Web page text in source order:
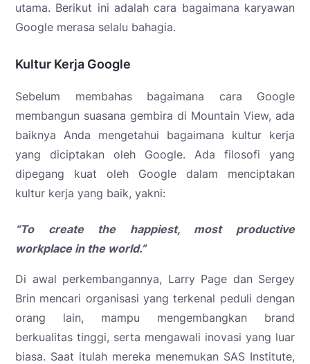
utama. Berikut ini adalah cara bagaimana karyawan
Google merasa selalu bahagia.
Kultur Kerja Google
Sebelum membahas bagaimana cara Google
membangun suasana gembira di Mountain View, ada
baiknya Anda mengetahui bagaimana kultur kerja
yang diciptakan oleh Google. Ada filosofi yang
dipegang kuat oleh Google dalam menciptakan
kultur kerja yang baik, yakni:
“To create the happiest, most productive
workplace in the world.”
Di awal perkembangannya, Larry Page dan Sergey
Brin mencari organisasi yang terkenal peduli dengan
orang lain, mampu mengembangkan brand
berkualitas tinggi, serta mengawali inovasi yang luar
biasa. Saat itulah mereka menemukan SAS Institute,